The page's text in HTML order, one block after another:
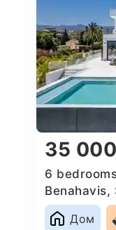
35
6
Benahavis,
Дом